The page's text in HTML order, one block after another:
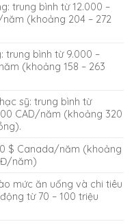
trung bình từ 12.000 –
năm (khoảng 204 – 272
trung bình từ 9.000 –
(khoảng 158 – 263
sỹ: trung bình từ
CAD/năm (khoảng 320
$ Canada/năm (khoảng
năm)
mức ăn uống và chi tiêu
từ 70 – 100 triệu